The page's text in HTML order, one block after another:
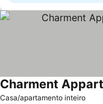
Casa/apartamento inteiro
Charment